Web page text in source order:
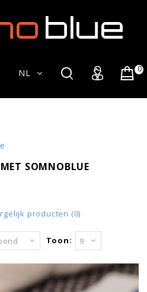
0
NL
SOMNOBLUE
producten (0)
Toon: 9